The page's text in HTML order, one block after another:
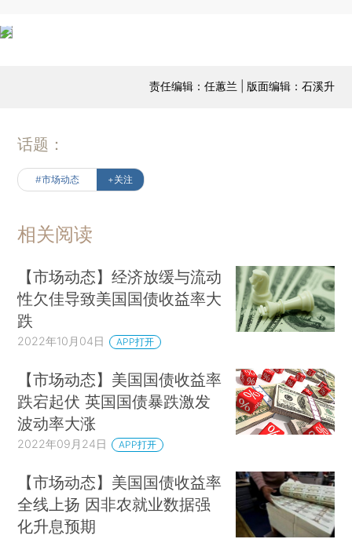
责任编辑：任蕙兰 | 版面编辑：石溪升
话题：
#市场动态 +关注
相关阅读
【市场动态】经济放缓与流动
性欠佳导致美国国债收益率大
跌
2022年10月04日 APP打开
【市场动态】美国国债收益率
跌宕起伏 英国国债暴跌激发
波动率大涨
2022年09月24日 APP打开
【市场动态】美国国债收益率
全线上扬 因非农就业数据强
化升息预期